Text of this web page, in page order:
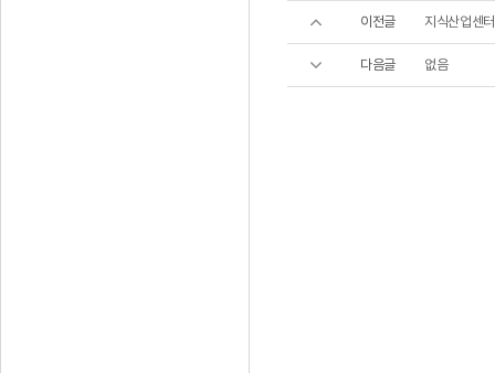
이전글 지식산업센
다음글 없음